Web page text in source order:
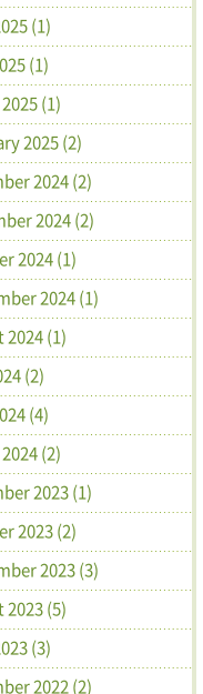
(1)
(1)
(1)
2025 (2)
2024 (2)
2024 (2)
2024 (1)
2024 (1)
2024 (1)
(2)
(4)
(2)
2023 (1)
2023 (2)
2023 (3)
2023 (5)
(3)
2022 (2)